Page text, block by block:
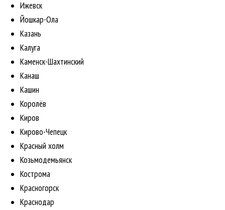
Ижевск
Йошкар-Ола
Казань
Калуга
Каменск-Шахтинский
Канаш
Кашин
Королёв
Киров
Кирово-Чепецк
Красный холм
Козьмодемьянск
Кострома
Красногорск
Краснодар